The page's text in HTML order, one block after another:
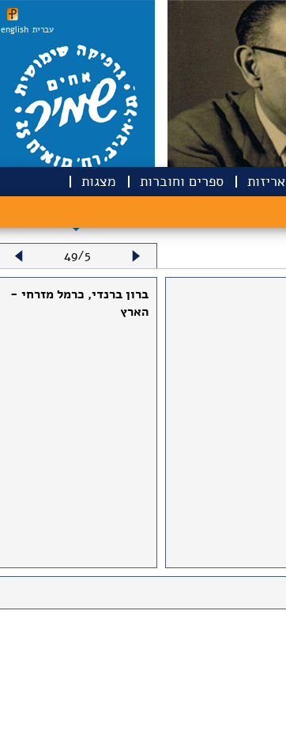
english עברית
אריזות ספרים וחוברות
מצגות
49/5
ברון ברנדי, כרמל מזרחי -
הארץ